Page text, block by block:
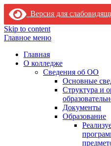
Версия для
Skip to content
Главное меню
Главная
О колледже
Сведения об ОО
Основные
Структура и
Документы
Образование